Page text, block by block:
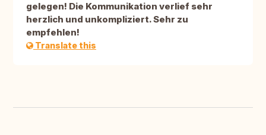
gelegen! Die Kommunikation verlief sehr
herzlich und unkompliziert. Sehr zu
empfehlen!
Translate this